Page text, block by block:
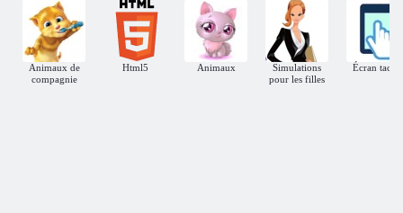
Animaux de
compagnie
Html5 Animaux
Simulations
pour les filles
Écran tactile